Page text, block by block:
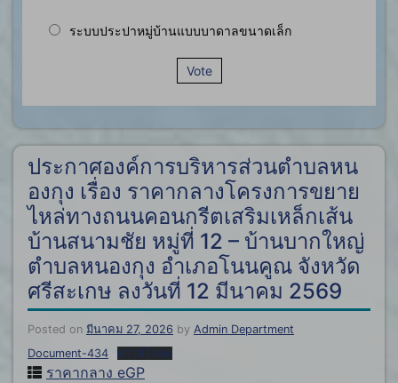
ระบบประปาหมู่บ้านแบบบาดาลขนาดเล็ก
Vote
ประกาศองค์การบริหารส่วนตำบลหน
องกุง เรื่อง ราคากลางโครงการขยาย
ไหล่ทางถนนคอนกรีตเสริมเหล็กเส้น
บ้านสนามชัย หมู่ที่ 12 – บ้านบากใหญ่
ตำบลหนองกุง อำเภอโนนคูณ จังหวัด
ศรีสะเกษ ลงวันที่ 12 มีนาคม 2569
Posted on มีนาคม 27, 2026 by Admin Department
Document-434
ดาวน์โหลด
ราคากลาง eGP